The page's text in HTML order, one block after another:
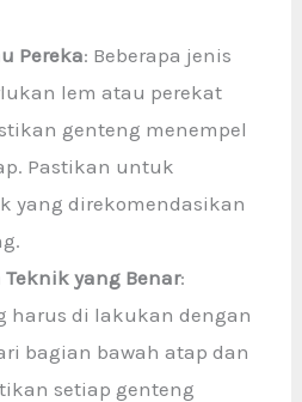
Pereka: Beberapa jenis
lem atau perekat
genteng menempel
Pastikan untuk
yang direkomendasikan
yang Benar:
harus di lakukan dengan
bagian bawah atap dan
setiap genteng